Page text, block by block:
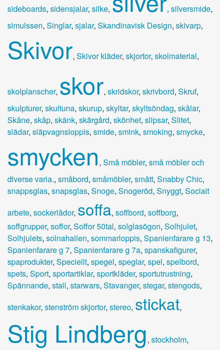
sideboards, sidensjalar, silke, , silversmide,
simulssen, Singlar, sjalar, Skandinavisk Design, skivarp,
Skivor, Skivor kläder, skjortor, skolmaterial,
skolplanscher, skor, skridskor, skrivbord, Skruf,
skulpturer, skultuna, skurup, skyltar, skyltsöndag, skålar,
Skåne, skåp, skänk, skärgård, skönhet, slipsar, Slitet,
slädar, släpvagnsloppis, smide, smink, smoking, smycke,
smycken, Små möbler, små möbler och
diverse varia., småbord, småmöbler, smått, Snabby Chic,
snappsglas, snapsglas, Snoge, Snogeröd, Snyggt, Socialt
arbete, sockerlådor, soffa, soffbord, soffborg,
soffgrupper, soffor, Soffor 50tal, solglasögon, Solhjulet,
Solhjulets, solnahallen, sommarloppis, Spanienfarare g 13,
Spanienfarare g 7, Spanienfarare g 7a, spanskafigurer,
spaprodukter, Speciellt, spegel, speglar, spel, spelbord,
spets, Sport, sportartiklar, sportkläder, sportutrustning,
Spännande, stall, starwars, Stavanger, stegar, stengods,
stenkakor, stenström skjortor, stereo, stickat,
Stig Lindberg, stockholm,